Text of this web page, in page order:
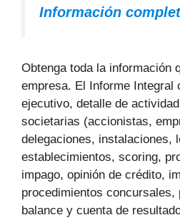
Información
Obtenga toda la información
empresa. El Informe Integral
ejecutivo, detalle de
societarias (accionistas,
delegaciones, instalaciones,
establecimientos, scoring,
impago, opinión de crédito,
procedimientos concursales,
balance y cuenta de